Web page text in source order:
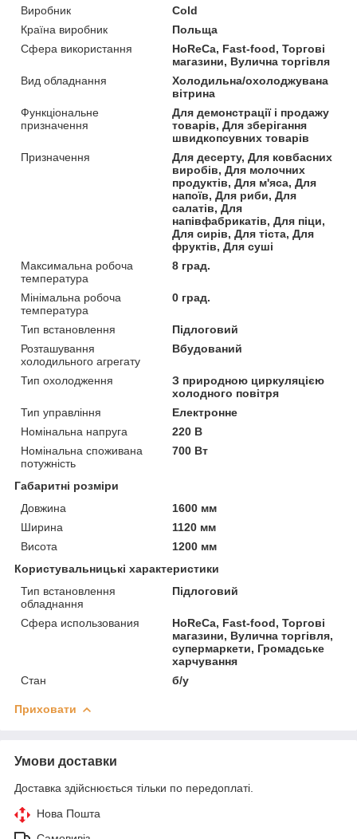
Виробник
Cold
Країна виробник
Польща
Сфера використання
HoReCa, Fast-food, Торгові
магазини, Вулична торгівля
Вид обладнання
Холодильна/охолоджувана
вітрина
Функціональне
призначення
Для демонстрації і продажу
товарів, Для зберігання
швидкопсувних товарів
Призначення
Для десерту, Для ковбасних
виробів, Для молочних
продуктів, Для м'яса, Для
напоїв, Для риби, Для
салатів, Для
напівфабрикатів, Для піци,
Для сирів, Для тіста, Для
фруктів, Для суші
Максимальна робоча
температура
8 град.
Мінімальна робоча
температура
0 град.
Тип встановлення
Підлоговий
Розташування
холодильного агрегату
Вбудований
Тип охолодження
З природною циркуляцією
холодного повітря
Тип управління
Електронне
Номінальна напруга
220 В
Номінальна споживана
потужність
700 Вт
Габаритні розміри
Довжина
1600 мм
Ширина
1120 мм
Висота
1200 мм
Користувальницькі характеристики
Тип встановлення
обладнання
Підлоговий
Сфера использования
HoReCa, Fast-food, Торгові
магазини, Вулична торгівля,
супермаркети, Громадське
харчування
Стан
б/у
Приховати
Умови доставки
Доставка здійснюється тільки по передоплаті.
Нова Пошта